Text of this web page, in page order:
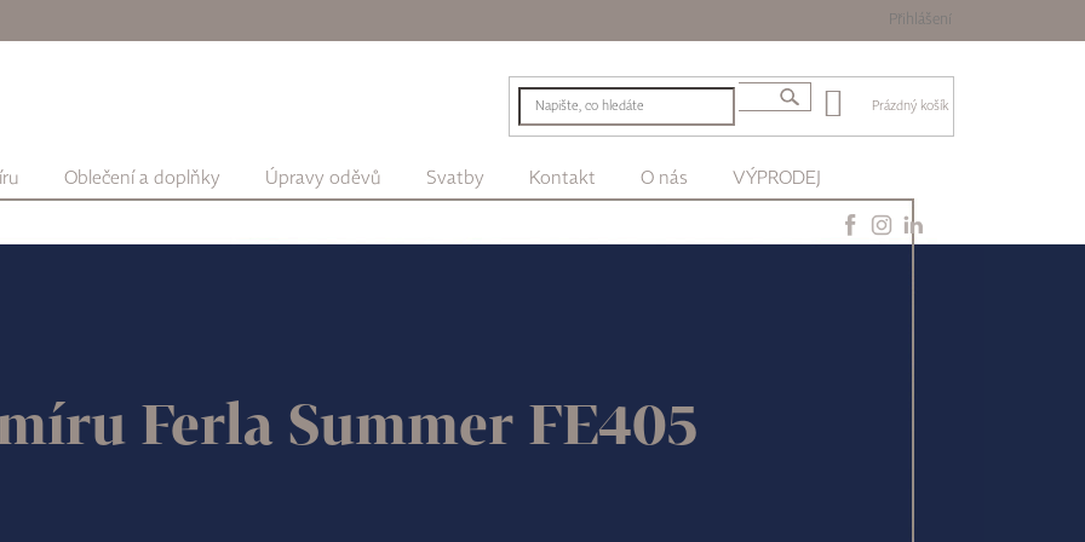
Přihlášení
Prázdný košík
Oblečení a doplňky Úpravy oděvů Svatby Kontakt O nás VÝPRODEJ
Ferla Summer FE405